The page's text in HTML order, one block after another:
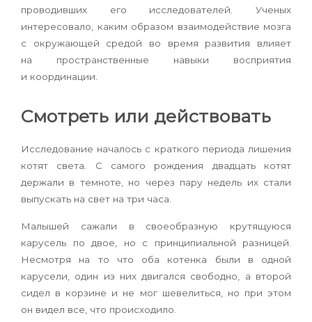
проводивших его исследователей. Ученых
интересовало, каким образом взаимодействие мозга
с окружающей средой во время развития влияет
на пространственные навыки восприятия
и координации.
Смотреть или действовать
Исследование началось с краткого периода лишения
котят света. С самого рождения двадцать котят
держали в темноте, но через пару недель их стали
выпускать на свет на три часа.
Малышей сажали в своеобразную крутящуюся
карусель по двое, но с принципиальной разницей.
Несмотря на то что оба котенка были в одной
карусели, один из них двигался свободно, а второй
сидел в корзине и не мог шевелиться, но при этом
он видел все, что происходило.